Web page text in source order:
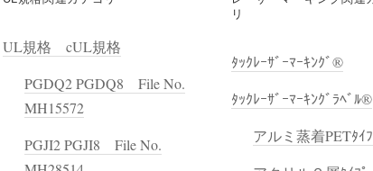
UL規格 cUL規格
PGDQ2 PGDQ8 File No.
MH15572
PGJI2 PGJI8 File No.
リ
ﾀｯｸﾚｰｻﾞｰﾏｰｷﾝｸﾞ®
ﾀｯｸﾚｰｻﾞｰﾏｰｷﾝｸﾞﾗﾍﾞﾙ®
アルミ蒸着PETﾀｲ